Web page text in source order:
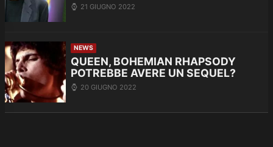
21 GIUGNO 2022
NEWS
QUEEN, BOHEMIAN RHAPSODY
POTREBBE AVERE UN SEQUEL?
20 GIUGNO 2022